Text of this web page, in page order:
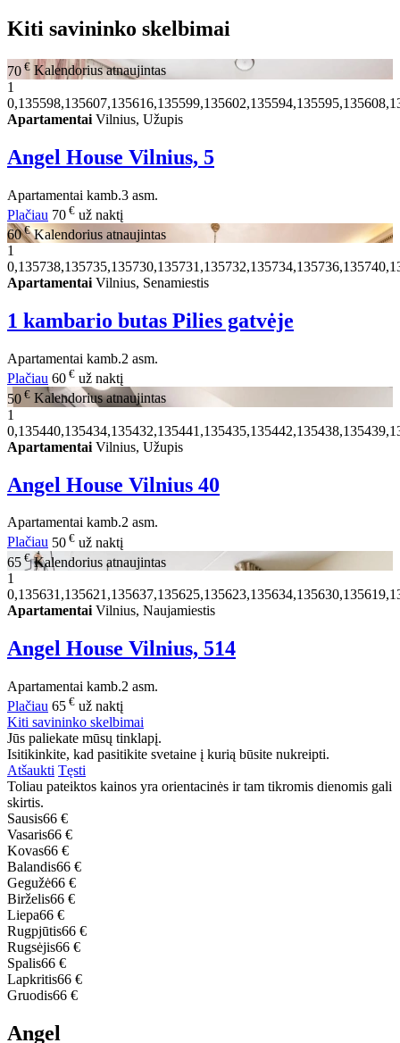
Kiti savininko skelbimai
70 € Kalendorius atnaujintas
1
Apartamentai Vilnius, Užupis
Angel House Vilnius, 5
Apartamentai kamb.3 asm.
Plačiau 70 € už naktį
60€ Kalendorius atnaujintas
1
Apartamentai Vilnius, Senamiestis
1 kambario butas Pilies gatvėje
Apartamentai kamb.2 asm.
Plačiau 60 € už naktį
50 € Kalendorius atnaujintas
1
Apartamentai Vilnius, Užupis
Angel House Vilnius 40
Apartamentai kamb.2 asm.
Plačiau 50 € už naktį
65 € Kalendorius atnaujintas
1
Apartamentai Vilnius, Naujamiestis
Angel House Vilnius, 514
Apartamentai kamb.2 asm.
Plačiau 65 € už naktį
Kiti savininko skelbimai
Jūs paliekate mūsų tinklapį.
Isitikinkite, kad pasitikite svetaine į kurią būsite nukreipti.
Atšaukti Tęsti
Toliau pateiktos kainos yra orientacinės ir tam tikromis dienomis gali
skirtis.
Sausis66 €
Vasaris66 €
Kovas66 €
Balandis66 €
Gegužė66 €
Birželis66 €
Liepa66 €
Rugpjūtis66 €
Rugsėjis66 €
Spalis66 €
Lapkritis66 €
Gruodis66 €
Angel